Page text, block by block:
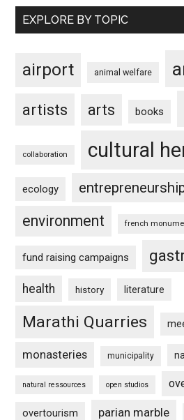
EXPLORE BY TOPIC
airport animal welfare
artists arts books
collaboration cultural
ecology
environment french
fund raising campaigns
health history literature
Marathi Quarries
monasteries municipality
natural ressources open studios
overtourism parian marble